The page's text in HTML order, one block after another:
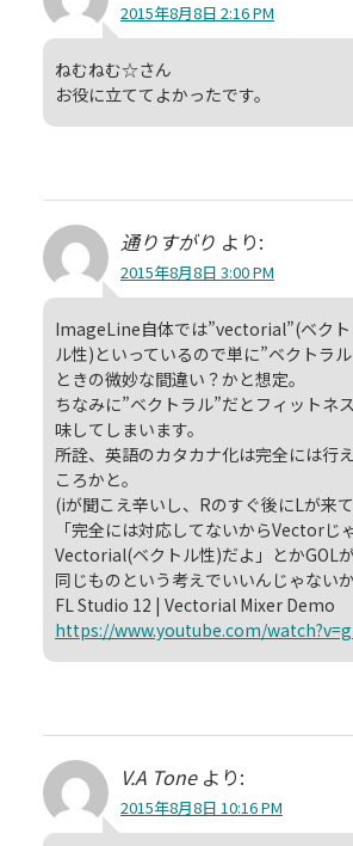
2015年8月8日 2:16 PM
ねむねむ☆さん
お役に立ててよかったです。
通りすがり より:
2015年8月8日 3:00 PM
ImageLine自体では”vectorial”(ベクト
ル性)といっているので単に”ベクトラ
ときの微妙な間違い？かと想定。
ちなみに”ベクトラル”だとフィットネ
味してしまいます。
所詮、英語のカタカナ化は完全には行
ころかと。
(iが聞こえ辛いし、Rのすぐ後にLが来
「完全には対応してないからVectorじ
Vectorial(ベクトル性)だよ」とかGOL
同じものという考えでいいんじゃないか
FL Studio 12 | Vectorial Mixer Demo
https://www.youtube.com/
V.A Tone より:
2015年8月8日 10:16 PM